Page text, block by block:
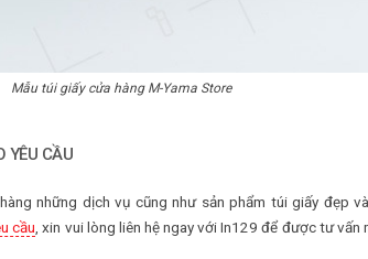
Mẫu túi giấy cửa hàng M-Yama Store
YÊU CẦU
những dịch vụ cũng như sản phẩm túi giấy đẹp
cầu , xin vui lòng liên hệ ngay với In129 để được tư vấn